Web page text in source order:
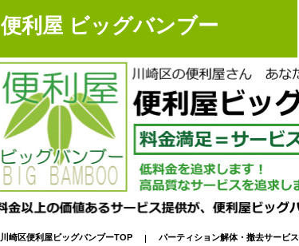
便利屋 ビッグバンブー
川崎区便利屋ビッグバンブーTOP パーティション解体・撤去サービス